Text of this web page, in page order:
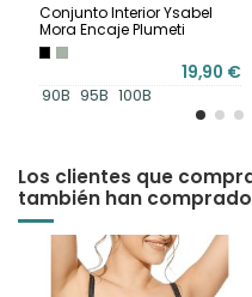
Conjunto Interior Ysabel
Mora Encaje Plumeti
19,90 €
90B 95B 100B
Los clientes que
también han